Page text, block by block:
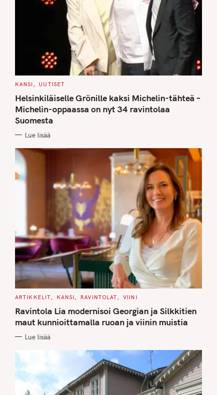
C
T
E
G
O
R
I
S
KANSI UUTISET
Helsinkiläiselle Grönille kaksi Michelin-tähteä –
Michelin-oppaassa on nyt 34 ravintolaa
Suomesta
Lue lisää
C
T
E
G
O
I
ARTIKKELIT KANSI RAVINTOLAT VIINI
Ravintola Lia modernisoi Georgian ja Silkkitien
maut kunnioittamalla ruoan ja viinin muistia
Lue lisää